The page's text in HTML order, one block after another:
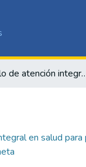
Modelo de atención integral en salud para prestadores de servicio en salud –
en salud